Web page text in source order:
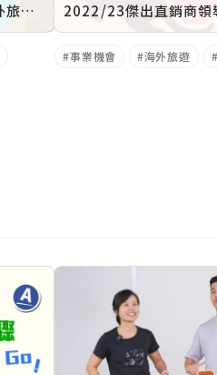
2022/23傑出直銷商領導人海外旅遊研討會 澳洲伯斯
事業機會 海外旅遊